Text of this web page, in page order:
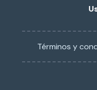
Términos y